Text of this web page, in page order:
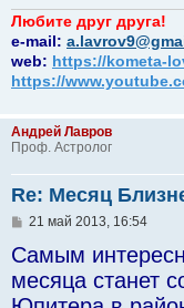
Любите друг друга!
e-mail:
web: https://kometa-
https://
Андрей Лавров
Проф. Астролог
Re: Месяц
С
о
б
щ
е
21 май 2013, 16:54
Самым
месяца станет